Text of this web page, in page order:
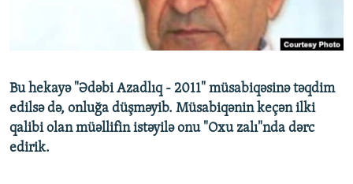
İZ - MƏDƏNIYYƏT PROQRAMI
PEŞƏ ETIKASI VƏ JURNALISTIKA STANDARTLARIMIZ
MATERIALLARIMIZDAN ISTIFADƏ
BIZIMLƏ ƏLAQƏ
XƏBƏR BÜLLETENLƏRIMIZ
Bu hekayə "Ədəbi Azadlıq - 2011" müsabiqəsinə təqdim
edilsə də, onluğa düşməyib. Müsabiqənin keçən ilki
qalibi olan müəllifin istəyilə onu "Oxu zalı"nda dərc
edirik.